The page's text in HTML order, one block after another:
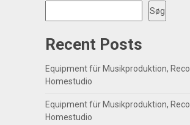
Søg
Recent Posts
Equipment für Musikproduktion,
Homestudio
Equipment für Musikproduktion,
Homestudio